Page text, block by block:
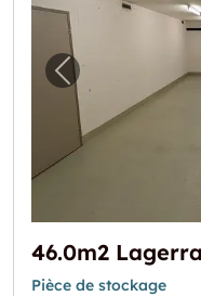
Image
Pièce de stockage